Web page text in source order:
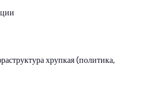
хрупкая (политика,